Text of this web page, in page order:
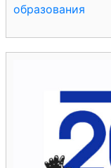
образования